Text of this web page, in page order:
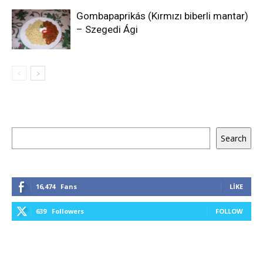
Gombapaprikás (Kırmızı biberli mantar)
– Szegedi Ági
Search
16,474 Fans LIKE
639 Followers FOLLOW